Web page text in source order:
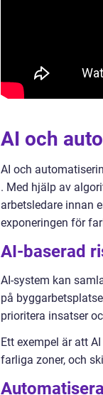
AI och
AI och
. Med hjälp av
arbetsledare innan
exponeringen för
AI-baserad
AI-system kan
på
prioritera insatser
Ett exempel är att
farliga zoner, och